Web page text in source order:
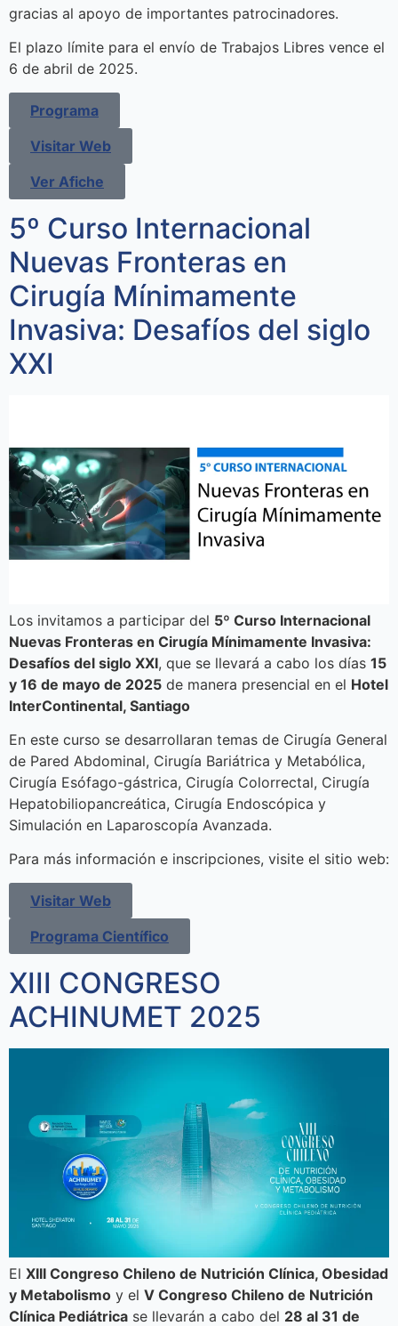
gracias al apoyo de importantes patrocinadores.
El plazo límite para el envío de Trabajos Libres vence el
6 de abril de 2025.
Programa
Visitar Web
Ver Afiche
5º Curso Internacional
Nuevas Fronteras en
Cirugía Mínimamente
Invasiva: Desafíos del siglo
XXI
Los invitamos a participar del 5º Curso Internacional
Nuevas Fronteras en Cirugía Mínimamente Invasiva:
Desafíos del siglo XXI, que se llevará a cabo los días 15
y 16 de mayo de 2025 de manera presencial en el Hotel
InterContinental, Santiago
En este curso se desarrollaran temas de Cirugía General
de Pared Abdominal, Cirugía Bariátrica y Metabólica,
Cirugía Esófago-gástrica, Cirugía Colorrectal, Cirugía
Hepatobiliopancreática, Cirugía Endoscópica y
Simulación en Laparoscopía Avanzada.
Para más información e inscripciones, visite el sitio web:
Visitar Web
Programa Científico
XIII CONGRESO
ACHINUMET 2025
El XIII Congreso Chileno de Nutrición Clínica, Obesidad
y Metabolismo y el V Congreso Chileno de Nutrición
Clínica Pediátrica se llevarán a cabo del 28 al 31 de